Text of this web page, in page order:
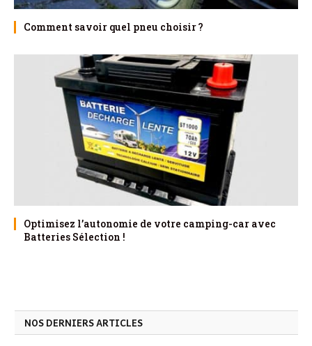
Comment savoir quel pneu choisir ?
Optimisez l’autonomie de votre camping-car avec
Batteries Sélection !
NOS DERNIERS ARTICLES